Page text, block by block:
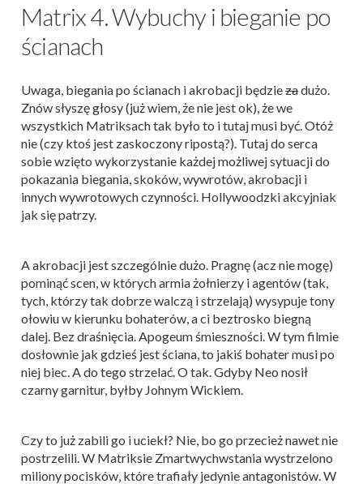
Matrix 4. Wybuchy i bieganie po
ścianach
Uwaga, biegania po ścianach i akrobacji będziezadużo.
Znów słyszę głosy (już wiem, że nie jest ok), że we
wszystkich Matriksach tak było to i tutaj musi być. Otóż
nie (czy ktoś jest zaskoczony ripostą?). Tutaj do serca
sobie wzięto wykorzystanie każdej możliwej sytuacji do
pokazania biegania, skoków, wywrotów, akrobacji i
innych wywrotowych czynności. Hollywoodzki akcyjniak
jak się patrzy.
A akrobacji jest szczególnie dużo. Pragnę (acz nie mogę)
pominąć scen, w których armia żołnierzy i agentów (tak,
tych, którzy tak dobrze walczą i strzelają) wysypuje tony
ołowiu w kierunku bohaterów, a ci beztrosko biegną
dalej. Bez draśnięcia. Apogeum śmieszności. W tym filmie
dosłownie jak gdzieś jest ściana, to jakiś bohater musi po
niej biec. A do tego strzelać. O tak. Gdyby Neo nosił
czarny garnitur, byłby Johnym Wickiem.
Czy to już zabili go i uciekł? Nie, bo go przecież nawet nie
postrzelili. W Matriksie Zmartwychwstania wystrzelono
miliony pocisków, które trafiały jedynie antagonistów. W